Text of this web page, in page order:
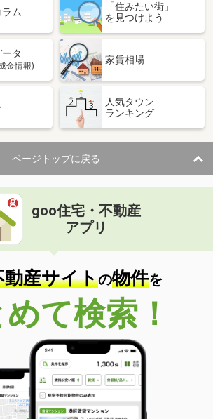
ム
「住みたい街」
を見つけよう
タ
金情報)
家賃相場
人気タウン
ランキング
ページトップに戻る
goo住宅・不動産
アプリ
動産サイトの物件を
て検索！